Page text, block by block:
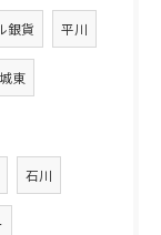
銀貨 平川
城東
石川